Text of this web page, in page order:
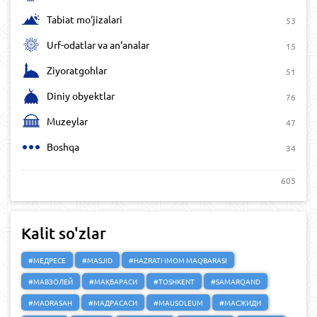
Tabiat mo‘jizalari 53
Urf-odatlar va an‘analar 15
Ziyoratgohlar 51
Diniy obyektlar 76
Muzeylar 47
Boshqa 34
605
Kalit so'zlar
#МЕДРЕСЕ #MASJID
#HAZRATI IMOM MAQBARASI
#МАВЗОЛЕЙ
#МАҚБАРАСИ #TOSHKENT
#SAMARQAND
#MADRASAH
#МАДРАСАСИ #MAUSOLEUM #МАСЖИДИ